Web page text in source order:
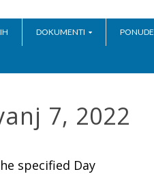
DOKUMENTI PONUDE
7, 2022
specified Day